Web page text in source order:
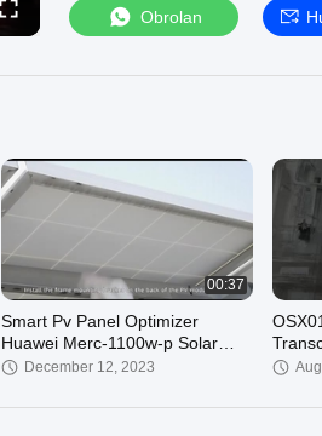
keras TIK global yang telah
LC1000-24T-4G-LC1000-48P-
125WACCAB-SPWR-
Obrolan
00:37
Smart Pv Panel Optimizer
Huawei Merc-1100w-p Solar
Power Optimizer 1100w Efisiensi
December 12, 2023